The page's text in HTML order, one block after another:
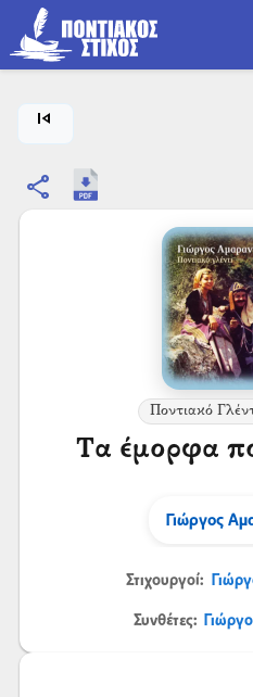
skip_previous
share
Ποντιακό
Τα έμορφα
Γιώργος
Στιχουργοί:
Συνθέτες: